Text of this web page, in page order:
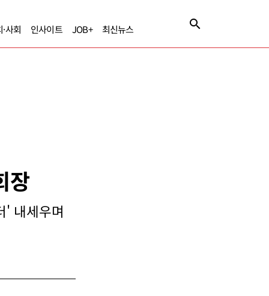
사회 인사이트 JOB+ 최신뉴스
장
' 내세우며